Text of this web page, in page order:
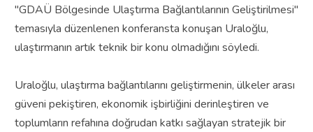
"GDAÜ Bölgesinde Ulaştırma Bağlantılarının Geliştirilmesi"
temasıyla düzenlenen konferansta konuşan Uraloğlu,
ulaştırmanın artık teknik bir konu olmadığını söyledi.
Uraloğlu, ulaştırma bağlantılarını geliştirmenin, ülkeler arası
güveni pekiştiren, ekonomik işbirliğini derinleştiren ve
toplumların refahına doğrudan katkı sağlayan stratejik bir